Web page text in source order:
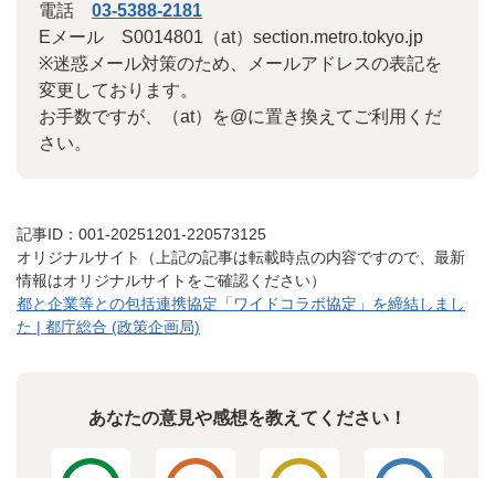
電話 03-5388-2181
Eメール S0014801（at）section.metro.tokyo.jp
※迷惑メール対策のため、メールアドレスの表記を
変更しております。
お手数ですが、（at）を@に置き換えてご利用くだ
さい。
記事ID：001-20251201-220573125
オリジナルサイト（上記の記事は転載時点の内容ですので、最新
情報はオリジナルサイトをご確認ください）
都と企業等との包括連携協定「ワイドコラボ協定」を締結しまし
た | 都庁総合 (政策企画局)
あなたの意見や感想を教えてください！